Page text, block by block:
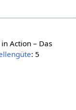
Action – Das
: 5